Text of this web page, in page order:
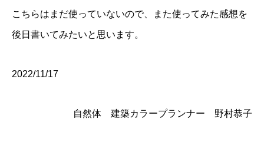
こちらはまだ使っていないので、また使ってみた感想を
後日書いてみたいと思います。
2022/11/17
自然体 建築カラープランナー 野村恭子